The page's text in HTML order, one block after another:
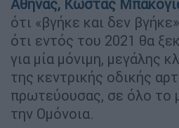
Αθήνας, Κώστας
ότι «βγήκε και δεν
ότι εντός του 2021 θα
για μία μόνιμη, μεγάλης
της κεντρικής οδικής
πρωτεύουσας, σε όλο το
την Ομόνοια.